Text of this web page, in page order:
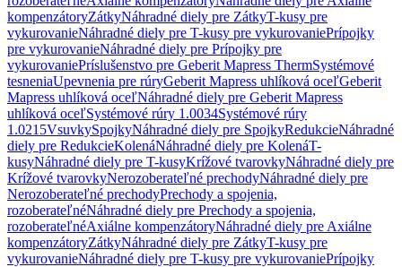
kompenzátoryZátkyNáhradné diely pre ZátkyT-kusy pre
vykurovanieNáhradné diely pre T-kusy pre vykurovaniePrípojky
pre vykurovanieNáhradné diely pre Prípojky pre
vykurovaniePríslušenstvo pre Geberit Mapress ThermSystémové
tesneniaUpevnenia pre rúryGeberit Mapress uhlíková oceľGeberit
Mapress uhlíková oceľNáhradné diely pre Geberit Mapress
uhlíková oceľSystémové rúry 1.0034Systémové rúry
1.0215VsuvkySpojkyNáhradné diely pre SpojkyRedukcieNáhradné
diely pre RedukcieKolenáNáhradné diely pre KolenáT-
kusyNáhradné diely pre T-kusyKrížové tvarovkyNáhradné diely pre
Krížové tvarovkyNerozoberateľné prechodyNáhradné diely pre
Nerozoberateľné prechodyPrechody a spojenia,
rozoberateľnéNáhradné diely pre Prechody a spojenia,
rozoberateľnéAxiálne kompenzátoryNáhradné diely pre Axiálne
kompenzátoryZátkyNáhradné diely pre ZátkyT-kusy pre
vykurovanieNáhradné diely pre T-kusy pre vykurovaniePrípojky